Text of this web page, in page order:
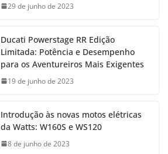
29 de junho de 2023
Ducati Powerstage RR Edição
Limitada: Potência e Desempenho
para os Aventureiros Mais Exigentes
19 de junho de 2023
Introdução às novas motos elétricas
da Watts: W160S e WS120
8 de junho de 2023